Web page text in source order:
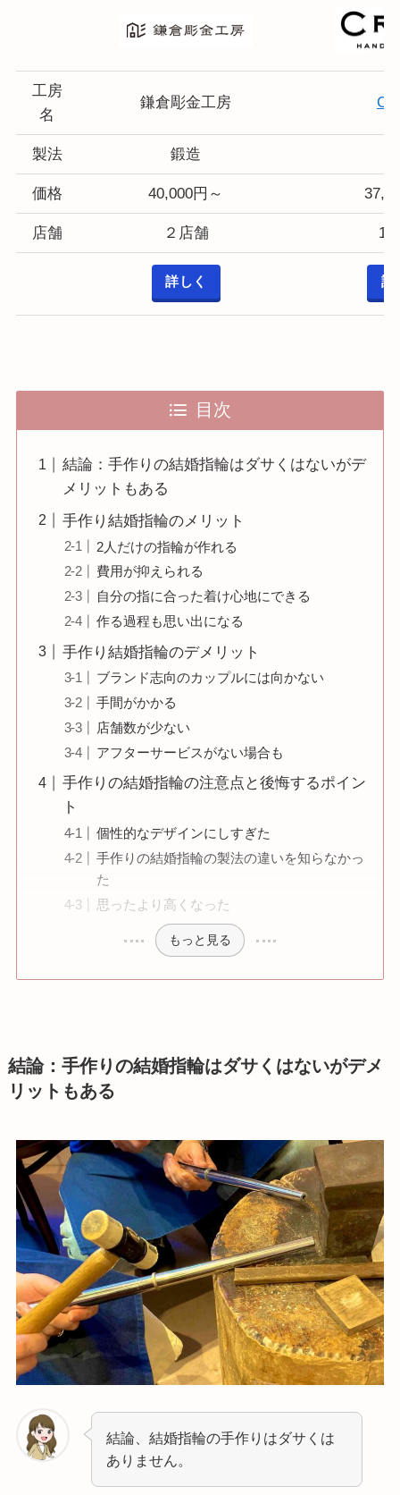
工房
名
鎌倉彫金工房
製法 鍛造
価格 40,000円～
店舗 ２店舗 10
詳しく 詳
目次
結論：手作りの結婚指輪はダサくはないがデ
メリットもある
手作り結婚指輪のメリット
2人だけの指輪が作れる
費用が抑えられる
自分の指に合った着け心地にできる
作る過程も思い出になる
手作り結婚指輪のデメリット
ブランド志向のカップルには向かない
手間がかかる
店舗数が少ない
アフターサービスがない場合も
手作りの結婚指輪の注意点と後悔するポイン
ト
個性的なデザインにしすぎた
手作りの結婚指輪の製法の違いを知らなかっ
た
思ったより高くなった
もっと見る
結論：手作りの結婚指輪はダサくはないがデメ
リットもある
結論、結婚指輪の手作りはダサくは
ありません。